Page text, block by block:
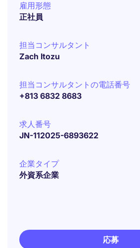
雇用形態
正社員
担当コンサルタント
Zach Itozu
担当コンサルタントの電話番号
+813 6832 8683
求人番号
JN-112025-6893622
企業タイプ
外資系企業
応募